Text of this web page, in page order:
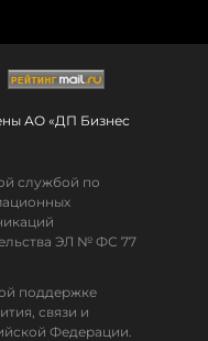
АО «ДП Бизнес
службой по
ЭЛ № ФС 77
поддержке
связи и
Федерации.